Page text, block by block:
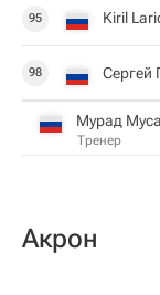
95 Kiril
98 Сергей
Мурад
Тренер
Акрон